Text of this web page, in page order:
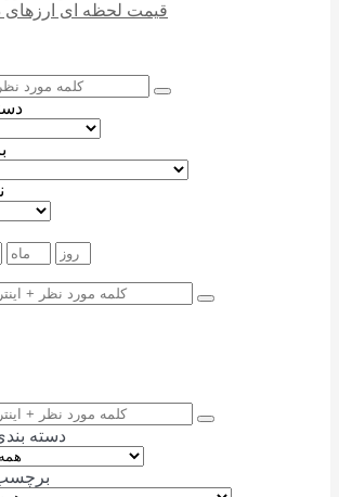
قیمت لحظه ای ارزهای
دسته